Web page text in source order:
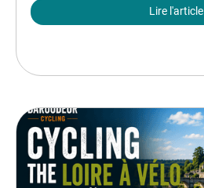
Lire l'article